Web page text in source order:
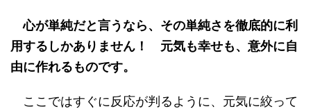
心が単純だと言うなら、その単純さを徹底的に利
用するしかありません！ 元気も幸せも、意外に自
由に作れるものです。
ここではすぐに反応が判るように、元気に絞って